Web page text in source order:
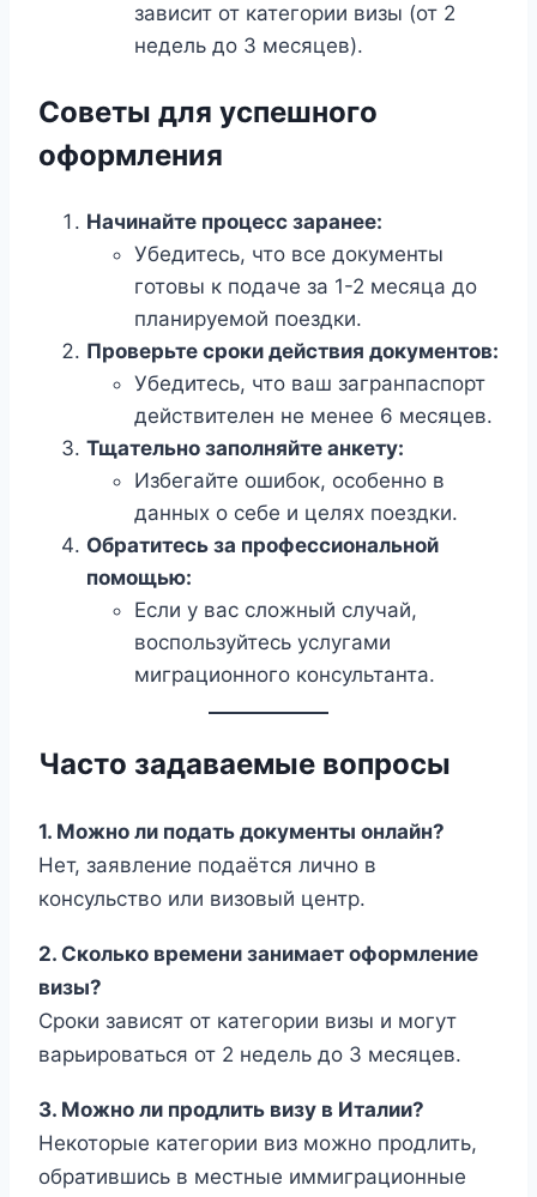
зависит от категории визы (от 2
недель до 3 месяцев).
Советы для успешного
оформления
Начинайте процесс заранее:
Убедитесь, что все документы
готовы к подаче за 1-2 месяца до
планируемой поездки.
Проверьте сроки действия документов:
Убедитесь, что ваш загранпаспорт
действителен не менее 6 месяцев.
Тщательно заполняйте анкету:
Избегайте ошибок, особенно в
данных о себе и целях поездки.
Обратитесь за профессиональной
помощью:
Если у вас сложный случай,
воспользуйтесь услугами
миграционного консультанта.
Часто задаваемые вопросы
1. Можно ли подать документы онлайн?
Нет, заявление подаётся лично в
консульство или визовый центр.
2. Сколько времени занимает оформление
визы?
Сроки зависят от категории визы и могут
варьироваться от 2 недель до 3 месяцев.
3. Можно ли продлить визу в Италии?
Некоторые категории виз можно продлить,
обратившись в местные иммиграционные